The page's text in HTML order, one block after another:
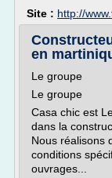
Site : http://
en
Le groupe
Le groupe
Casa chic est
dans la
Nous réalisons
conditions
ouvrages...